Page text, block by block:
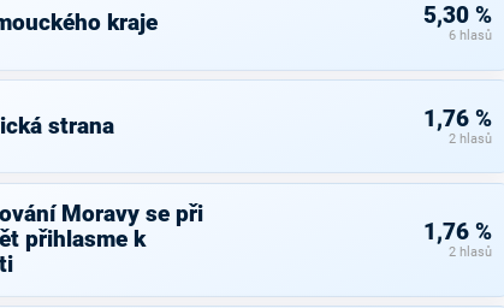
kraje 5,30 %
6 hlasů
strana 1,76 %
2 hlasů
Moravy se při
přihlasme k
1,76 %
2 hlasů